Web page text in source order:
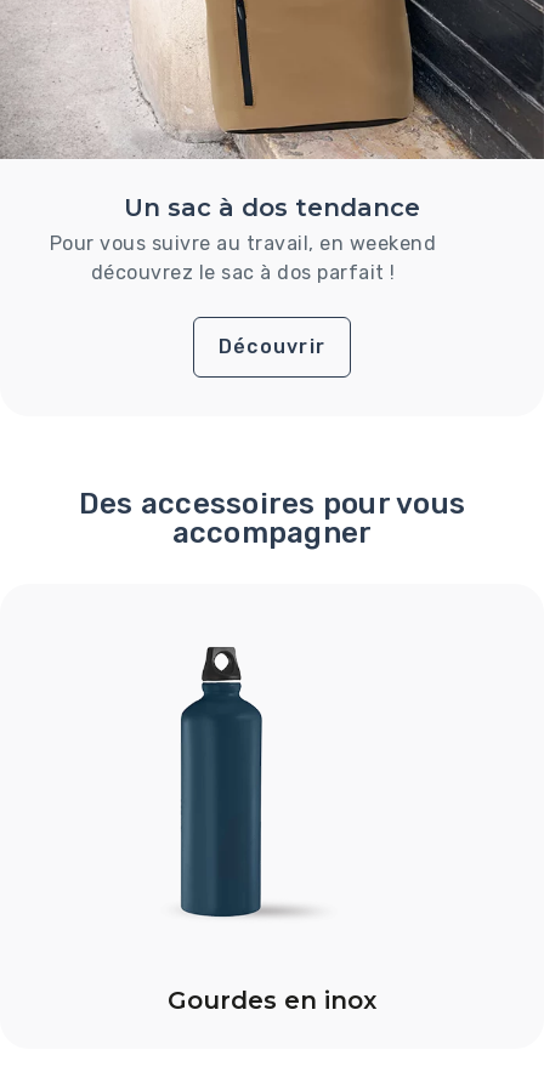
Un sac à dos tendance
Pour vous suivre au travail, en weekend
découvrez le sac à dos parfait !
Découvrir
Des accessoires pour vous
accompagner
Gourdes en inox